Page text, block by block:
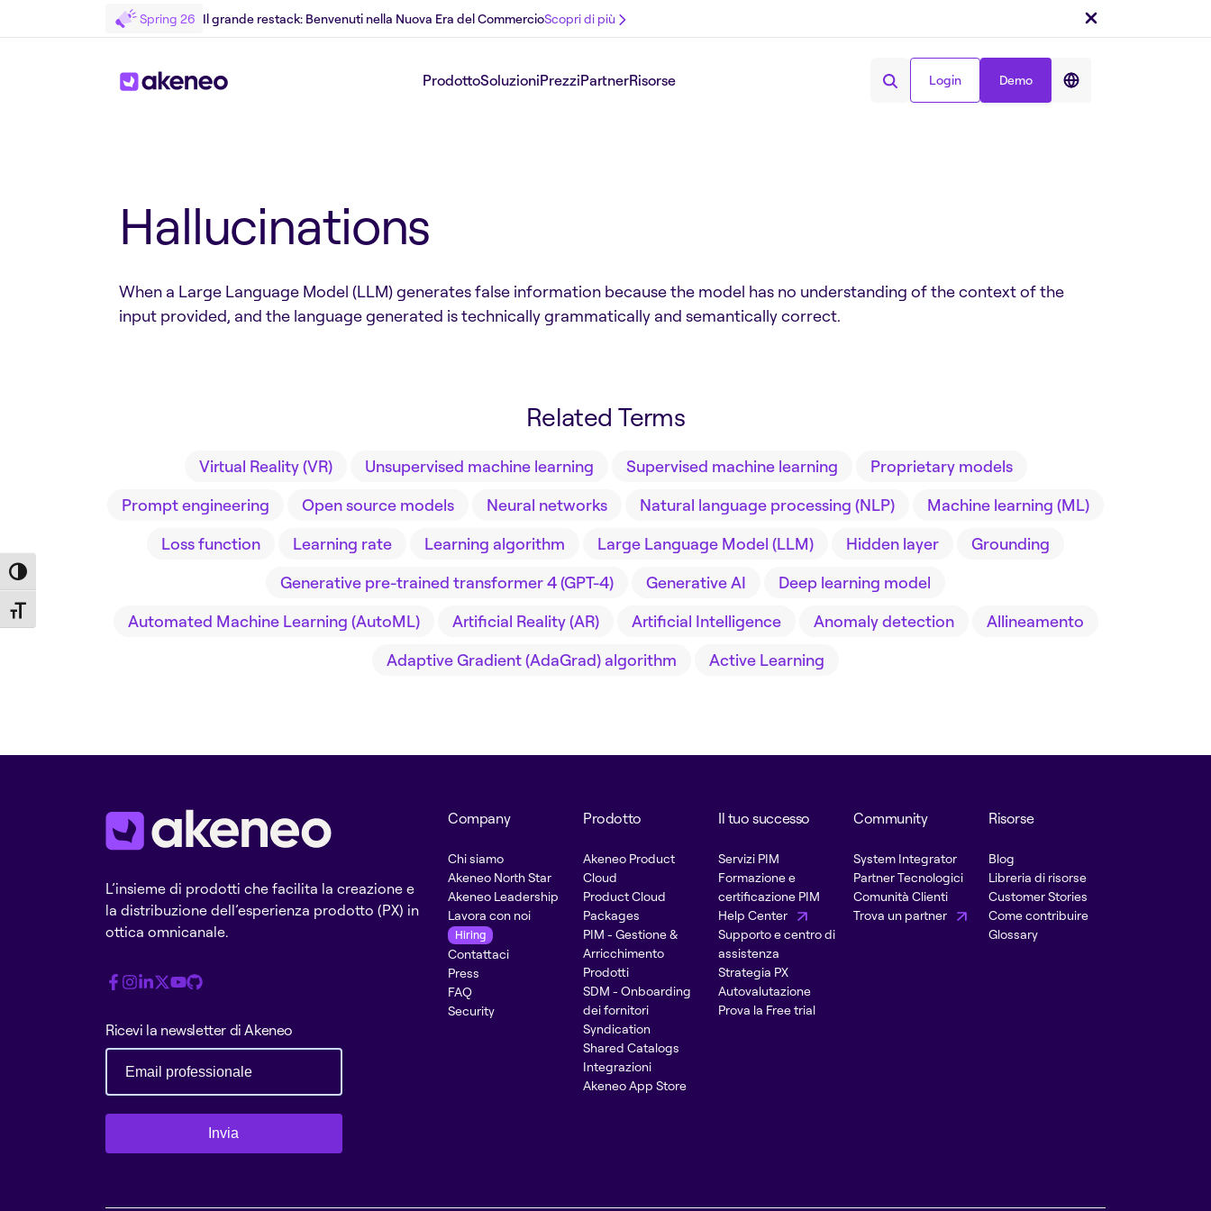
Toggle High Contrast
Toggle Font size
Spring 26 Il grande restack: Benvenuti nella Nuova Era del CommercioScopri di più
ProdottoSoluzioniPrezziPartnerRisorse Login Demo
Condividi :
Hallucinations
When a Large Language Model (LLM) generates false information because the model has no understanding of the context of the
input provided, and the language generated is technically grammatically and semantically correct.
Related Terms
Virtual Reality (VR) Unsupervised machine learning Supervised machine learning
Proprietary models
Prompt engineering
Open source models Neural networks Natural language processing (NLP)
Machine learning (ML)
Loss function
Learning rate Learning algorithm Large Language Model (LLM) Hidden layer
Grounding
Generative pre-trained transformer 4 (GPT-4)
Generative AI
Deep learning model
Automated Machine Learning (AutoML)
Artificial Reality (AR) Artificial Intelligence Anomaly detection
Allineamento
Adaptive Gradient (AdaGrad) algorithm
Active Learning
L’insieme di prodotti che facilita la creazione e
la distribuzione dell’esperienza prodotto (PX) in
ottica omnicanale.
Ricevi la newsletter di Akeneo
Invia
Company
Chi siamo
Akeneo North Star
Akeneo Leadership
Lavora con noi
Hiring
Contattaci
Press
FAQ
Security
Prodotto
Akeneo Product
Cloud
Product Cloud
Packages
PIM - Gestione &
Arricchimento
Prodotti
SDM - Onboarding
dei fornitori
Syndication
Shared Catalogs
Integrazioni
Akeneo App Store
Il tuo successo
Servizi PIM
Formazione e
certificazione PIM
Help Center
Supporto e centro di
assistenza
Strategia PX
Autovalutazione
Prova la Free trial
Community
System Integrator
Partner Tecnologici
Comunità Clienti
Trova un partner
Risorse
Blog
Libreria di risorse
Customer Stories
Come contribuire
Glossary